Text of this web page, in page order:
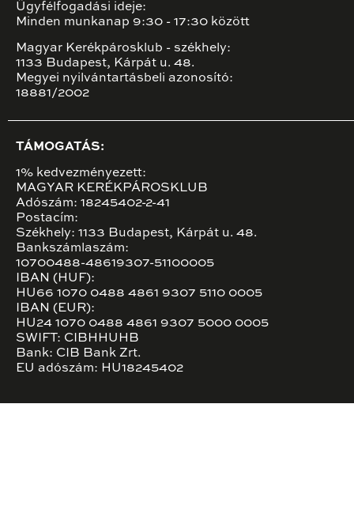
Ügyfélfogadási ideje:
Minden munkanap 9:30 - 17:30 között
Magyar Kerékpárosklub - székhely:
1133 Budapest, Kárpát u. 48.
Megyei nyilvántartásbeli azonosító:
18881/2002
TÁMOGATÁS:
1% kedvezményezett:
MAGYAR KERÉKPÁROSKLUB
Adószám: 18245402-2-41
Postacím:
Székhely: 1133 Budapest, Kárpát u. 48.
Bankszámlaszám:
10700488-48619307-51100005
IBAN (HUF):
HU66 1070 0488 4861 9307 5110 0005
IBAN (EUR):
HU24 1070 0488 4861 9307 5000 0005
SWIFT: CIBHHUHB
Bank: CIB Bank Zrt.
EU adószám: HU18245402